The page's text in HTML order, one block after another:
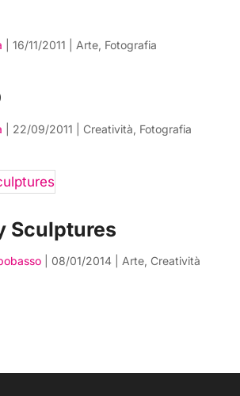
|16/11/2011 Arte, Fotografia
22/09/2011 Creatività, Fotografia
Sculptures
08/01/2014 Arte, Creatività